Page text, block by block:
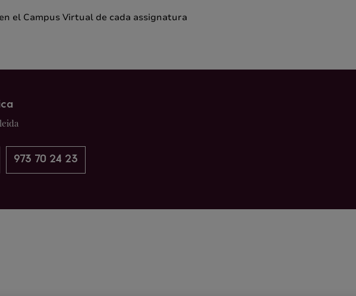
el Campus Virtual de cada assignatura
973 70 24 23